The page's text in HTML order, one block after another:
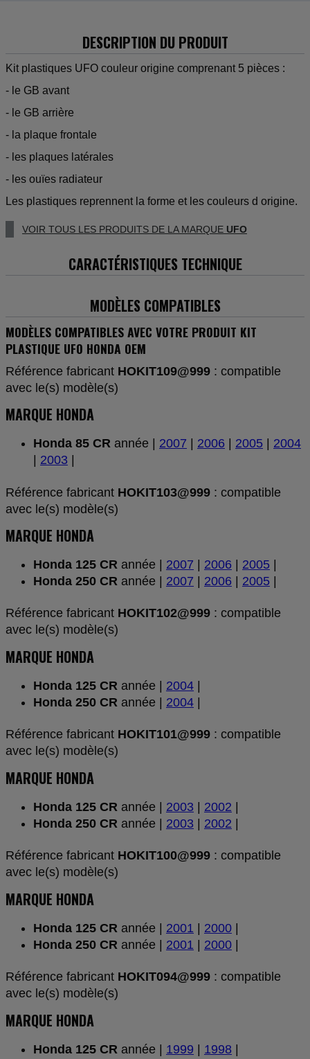
DESCRIPTION DU PRODUIT
Kit plastiques UFO couleur origine comprenant 5 pièces :
- le GB avant
- le GB arrière
- la plaque frontale
- les plaques latérales
- les ouïes radiateur
Les plastiques reprennent la forme et les couleurs d origine.
VOIR TOUS LES PRODUITS DE LA MARQUE UFO
CARACTÉRISTIQUES TECHNIQUE
MODÈLES COMPATIBLES
MODÈLES COMPATIBLES AVEC VOTRE PRODUIT KIT
PLASTIQUE UFO HONDA OEM
Référence fabricant HOKIT109@999 : compatible
avec le(s) modèle(s)
MARQUE HONDA
Honda 85 CR année | 2007 2006 2005
2004
2003
Référence fabricant HOKIT103@999 : compatible
avec le(s) modèle(s)
MARQUE HONDA
Honda 125 CR année | 2007 | 2006 | 2005 |
Honda 250 CR année | 2007 | 2006 | 2005 |
Référence fabricant HOKIT102@999 : compatible
avec le(s) modèle(s)
MARQUE HONDA
Honda 125 CR année | 2004 |
Honda 250 CR année | 2004 |
Référence fabricant HOKIT101@999 : compatible
avec le(s) modèle(s)
MARQUE HONDA
Honda 125 CR année | 2003 | 2002 |
Honda 250 CR année | 2003 | 2002 |
Référence fabricant HOKIT100@999 : compatible
avec le(s) modèle(s)
MARQUE HONDA
Honda 125 CR année | 2001 | 2000 |
Honda 250 CR année | 2001 | 2000 |
Référence fabricant HOKIT094@999 : compatible
avec le(s) modèle(s)
MARQUE HONDA
Honda 125 CR année | 1999 | 1998 |